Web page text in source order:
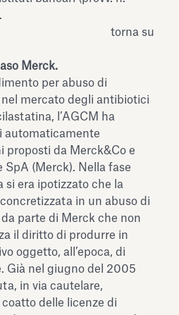
torna su
Merck.
per abuso di
mercato degli antibiotici
l’AGCM ha
automaticamente
proposti da Merck&Co e
SpA (Merck). Nella fase
si era ipotizzato che la
in un abuso di
parte di Merck che non
il diritto di produrre in
oggetto, all’epoca, di
Già nel giugno del 2005
in via cautelare,
delle licenze di